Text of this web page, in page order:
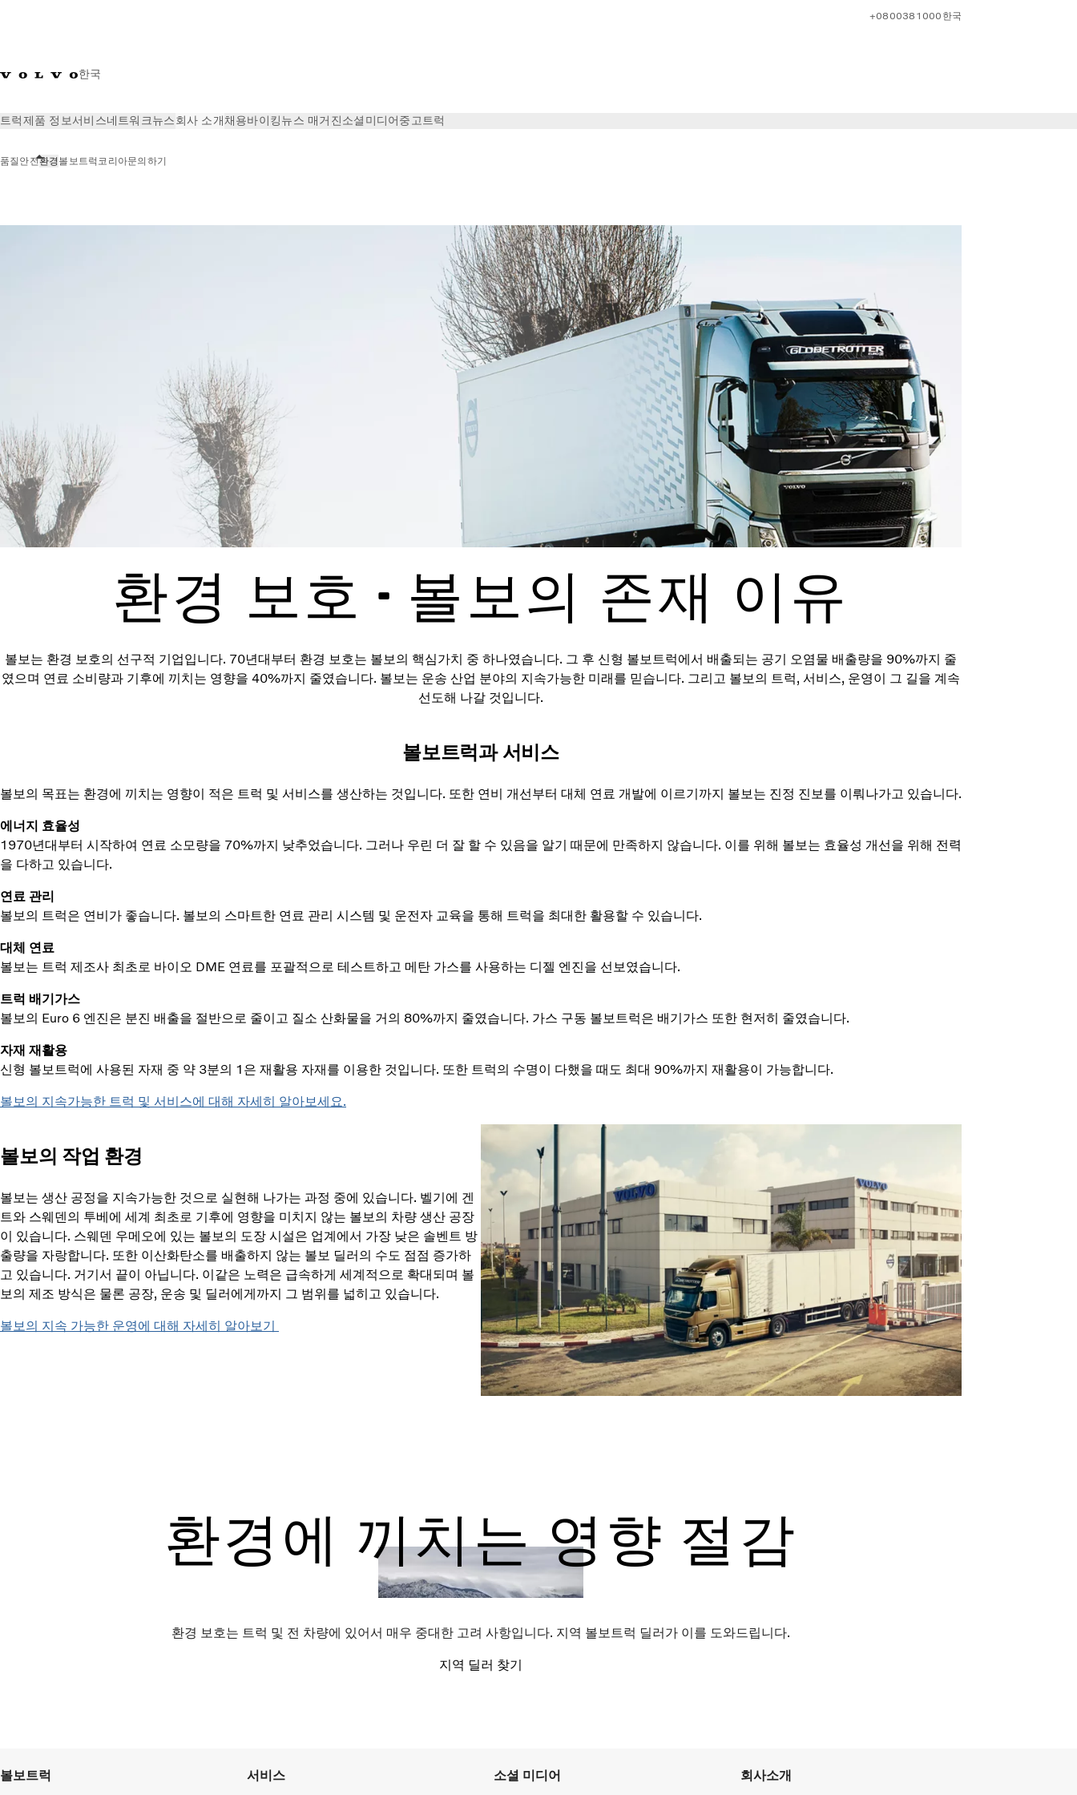
한국
+0800381000 한국
트럭제품 정보서비스네트워크뉴스회사 소개채용바이킹뉴스 매거진소셜미디어중고트럭
품질 안전환경볼보트럭코리아문의하기
환경 보호 - 볼보의 존재 이유
볼보는 환경 보호의 선구적 기업입니다. 70년대부터 환경 보호는 볼보의 핵심가치 중 하나였습니다. 그 후 신형 볼보트럭에서 배출되는 공기 오염물 배출량을 90%까지 줄
였으며 연료 소비량과 기후에 끼치는 영향을 40%까지 줄였습니다. 볼보는 운송 산업 분야의 지속가능한 미래를 믿습니다. 그리고 볼보의 트럭, 서비스, 운영이 그 길을 계속
선도해 나갈 것입니다.
볼보트럭과 서비스
볼보의 목표는 환경에 끼치는 영향이 적은 트럭 및 서비스를 생산하는 것입니다. 또한 연비 개선부터 대체 연료 개발에 이르기까지 볼보는 진정 진보를 이뤄나가고 있습니다.
에너지 효율성
1970년대부터 시작하여 연료 소모량을 70%까지 낮추었습니다. 그러나 우린 더 잘 할 수 있음을 알기 때문에 만족하지 않습니다. 이를 위해 볼보는 효율성 개선을 위해 전력
을 다하고 있습니다.
연료 관리
볼보의 트럭은 연비가 좋습니다. 볼보의 스마트한 연료 관리 시스템 및 운전자 교육을 통해 트럭을 최대한 활용할 수 있습니다.
대체 연료
볼보는 트럭 제조사 최초로 바이오 DME 연료를 포괄적으로 테스트하고 메탄 가스를 사용하는 디젤 엔진을 선보였습니다.
트럭 배기가스
볼보의 Euro 6 엔진은 분진 배출을 절반으로 줄이고 질소 산화물을 거의 80%까지 줄였습니다. 가스 구동 볼보트럭은 배기가스 또한 현저히 줄였습니다.
자재 재활용
신형 볼보트럭에 사용된 자재 중 약 3분의 1은 재활용 자재를 이용한 것입니다. 또한 트럭의 수명이 다했을 때도 최대 90%까지 재활용이 가능합니다.
볼보의 지속가능한 트럭 및 서비스에 대해 자세히 알아보세요.
볼보의 작업 환경
볼보는 생산 공정을 지속가능한 것으로 실현해 나가는 과정 중에 있습니다. 벨기에 겐
트와 스웨덴의 투베에 세계 최초로 기후에 영향을 미치지 않는 볼보의 차량 생산 공장
이 있습니다. 스웨덴 우메오에 있는 볼보의 도장 시설은 업계에서 가장 낮은 솔벤트 방
출량을 자랑합니다. 또한 이산화탄소를 배출하지 않는 볼보 딜러의 수도 점점 증가하
고 있습니다. 거기서 끝이 아닙니다. 이같은 노력은 급속하게 세계적으로 확대되며 볼
보의 제조 방식은 물론 공장, 운송 및 딜러에게까지 그 범위를 넓히고 있습니다.
볼보의 지속 가능한 운영에 대해 자세히 알아보기
환경에 끼치는 영향 절감
환경 보호는 트럭 및 전 차량에 있어서 매우 중대한 고려 사항입니다. 지역 볼보트럭 딜러가 이를 도와드립니다.
지역 딜러 찾기
볼보트럭 서비스 소셜 미디어 회사소개